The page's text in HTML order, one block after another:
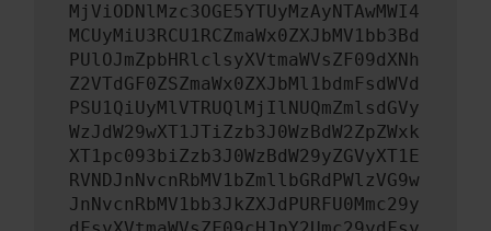
MjViODNlMzc3OGE5YTUyMzAyNTAwMWI4
MCUyMiU3RCU1RCZmaWx0ZXJbMV1bb3Bd
PUlOJmZpbHRlclsyXVtmaWVsZF09dXNh
Z2VTdGF0ZSZmaWx0ZXJbMl1bdmFsdWVd
PSU1QiUyMlVTRUQlMjIlNUQmZmlsdGVy
WzJdW29wXT1JTiZzb3J0WzBdW2ZpZWxk
XT1pc093biZzb3J0WzBdW29yZGVyXT1E
RVNDJnNvcnRbMV1bZmllbGRdPWlzVG9w
JnNvcnRbMV1bb3JkZXJdPURFU0Mmc29y